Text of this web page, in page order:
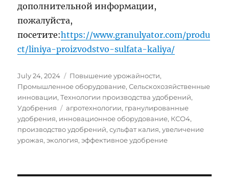
дополнительной информации,
пожалуйста,
посетите:https://www.granulyator.com/produ
ct/liniya-proizvodstvo-sulfata-kaliya/
Posted
on
July 24, 2024 Categories
Повышение урожайности,
Промышленное оборудование,Сельскохозяйственные
инновации,Технологии производства удобрений,
Удобрения
Tags
агротехнологии, гранулированные
удобрения, инновационное оборудование, КСО4,
производство удобрений,сульфат калия,увеличение
урожая,экология,эффективное удобрение